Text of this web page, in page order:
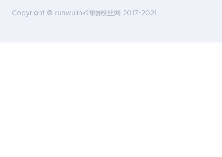
Copyright © runwulink润物粉丝网 2017~2021